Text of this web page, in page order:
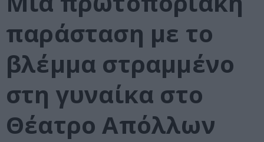
παράσταση με το
βλέμμα στραμμένο
στη γυναίκα στο
Θέατρο Απόλλων